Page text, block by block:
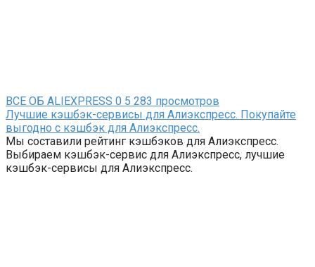
ВСЕ ОБ ALIEXPRESS 0 5 283 просмотров
Лучшие кэшбэк-сервисы для Алиэкспресс. Покупайте
выгодно с кэшбэк для Алиэкспресс.
Мы составили рейтинг кэшбэков для Алиэкспресс.
Выбираем кэшбэк-сервис для Алиэкспресс, лучшие
кэшбэк-сервисы для Алиэкспресс.